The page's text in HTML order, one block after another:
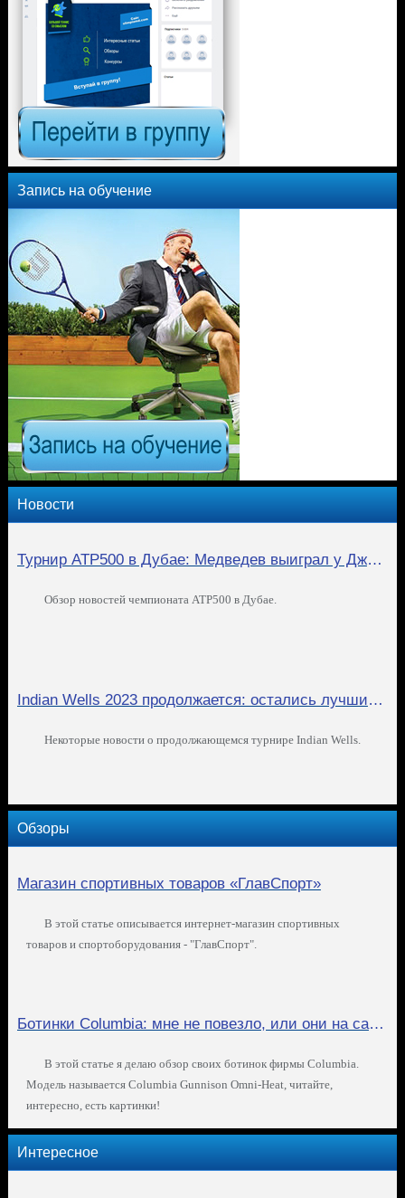
Запись на обучение
Новости
Турнир ATP500 в Дубае: Медведев выиграл у Джоковича, Рублёв у Зверева
Обзор новостей чемпионата ATP500 в Дубае.
Indian Wells 2023 продолжается: остались лучшие игроки
Некоторые новости о продолжающемся турнире Indian Wells.
Обзоры
Магазин спортивных товаров «ГлавСпорт»
В этой статье описывается интернет-магазин спортивных
товаров и спортоборудования - "ГлавСпорт".
Ботинки Columbia: мне не повезло, или они на самом деле такие плохие?
В этой статье я делаю обзор своих ботинок фирмы Columbia.
Модель называется Columbia Gunnison Omni-Heat, читайте,
интересно, есть картинки!
Интересное